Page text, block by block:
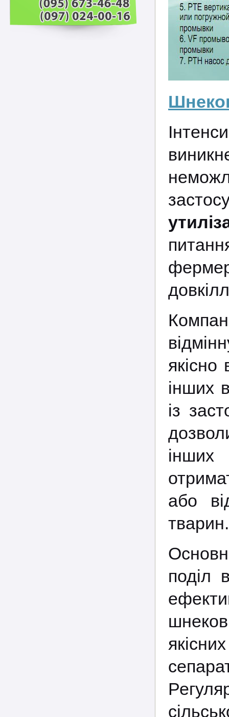
якісно
інших
із
інших
або
тварин.
поділ